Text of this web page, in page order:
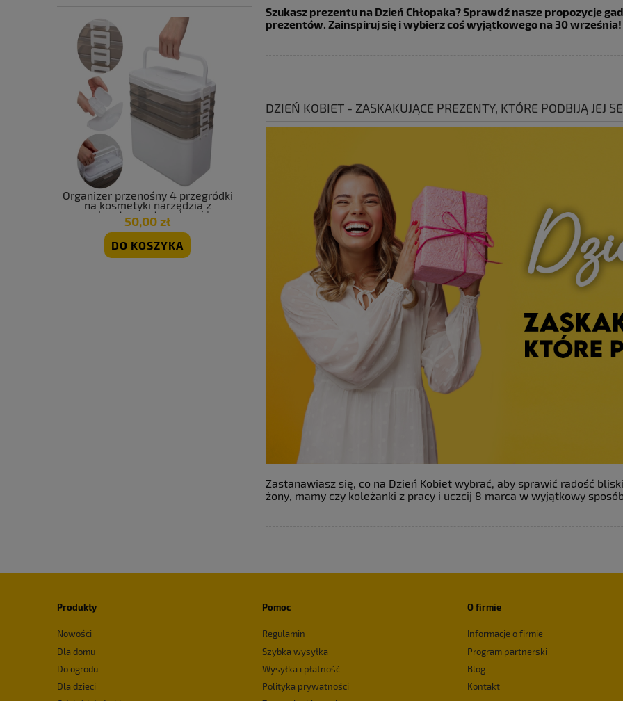
Organizer przenośny 4 przegródki
na kosmetyki narzędzia z
uchwytem zatrzaskami |
More&Deco
50,00 zł
DO KOSZYKA
Odstraszacz ptaków latawiec
jastrząb z masztem 5 m BECKE
B25W1 | Becke
134,99 zł
DO KOSZYKA
Pokrowce na ubrania 5 sztuk
60x100 cm niebieskie z zamkiem
ochronne | More&Deco
27,90 zł
DO KOSZYKA
Szukasz prezentu na Dzień Chłopaka? Sprawdź nasze propozycje
prezentów. Zainspiruj się i wybierz coś wyjątkowego na 30 września!
DZIEŃ KOBIET - ZASKAKUJĄCE PREZENTY, KTÓRE PODBIJĄ JEJ
Zastanawiasz się, co na Dzień Kobiet wybrać, aby sprawić radość
żony, mamy czy koleżanki z pracy i uczcij 8 marca w wyjątkowy
Produkty
Nowości
Dla domu
Do ogrodu
Dla dzieci
Pomoc
Regulamin
Szybka wysyłka
Wysyłka i płatność
Polityka prywatności
O firmie
Informacje o firmie
Program partnerski
Blog
Kontakt